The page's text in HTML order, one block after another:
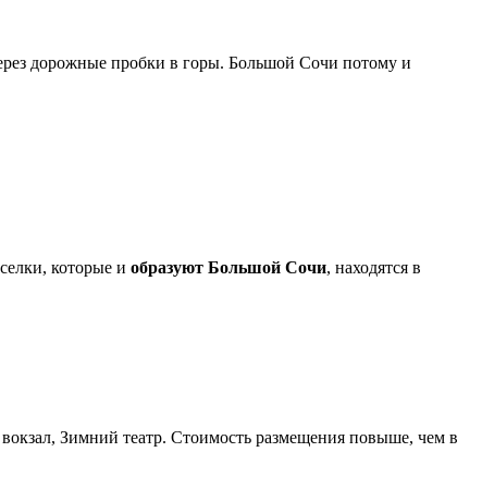
дорожные пробки в горы. Большой Сочи потому и
которые и образуют Большой Сочи, находятся в
Зимний театр. Стоимость размещения повыше, чем в